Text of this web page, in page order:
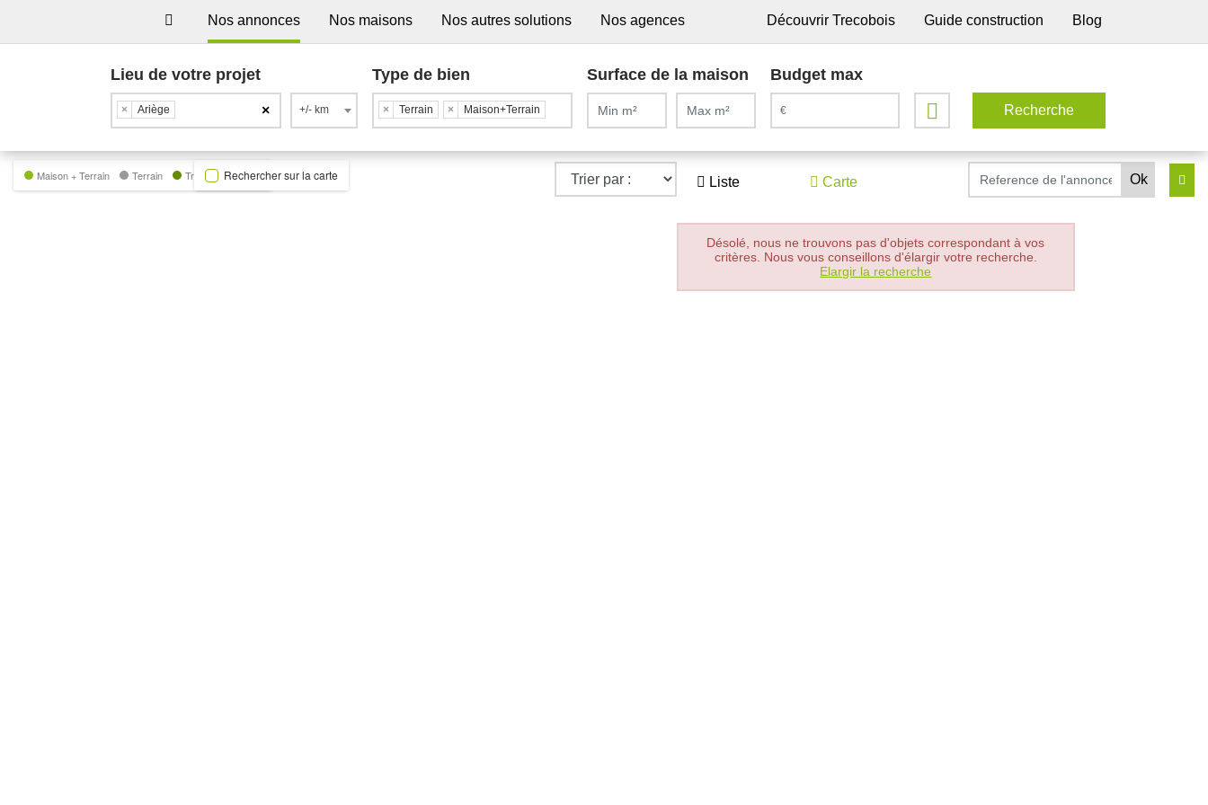
Nos annonces Nos maisons Nos autres solutions Nos agences Découvrir Trecobois Guide construction Blog
Lieu de votre projet
×
× Ariège +/- km
Type de bien
× Terrain × Maison+Terrain
Surface de la maison Budget max
Liste Carte
Maison + Terrain Terrain Trecobat GreenRechercher sur la carte
Désolé, nous ne trouvons pas d'objets correspondant à vos
critères. Nous vous conseillons d'élargir votre recherche.
Elargir la recherche